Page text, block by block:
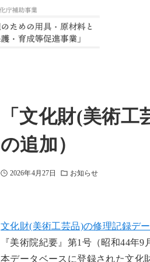
「文化財(美術
の追加）
2026年4月27日 お知らせ
文化財(美術工芸品)の修理記録デ
『美術院紀要』第1号（昭和44年
本データベースに登録された文化